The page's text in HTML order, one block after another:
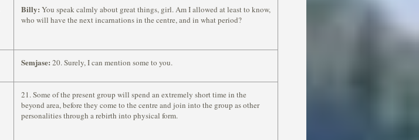
Billy: You speak calmly about great things, girl. Am I allowed at least to know,
who will have the next incarnations in the centre, and in what period?
Semjase: 20. Surely, I can mention some to you.
21. Some of the present group will spend an extremely short time in the
beyond area, before they come to the centre and join into the group as other
personalities through a rebirth into physical form.